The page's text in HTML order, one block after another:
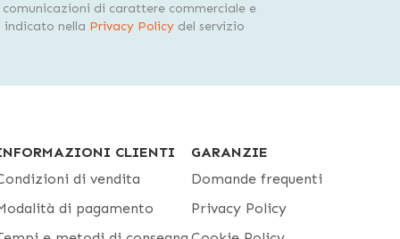
di carattere commerciale e
indicato nella Privacy Policy del servizio
CLIENTI
di vendita
di pagamento
GARANZIE
Domande frequenti
Privacy Policy